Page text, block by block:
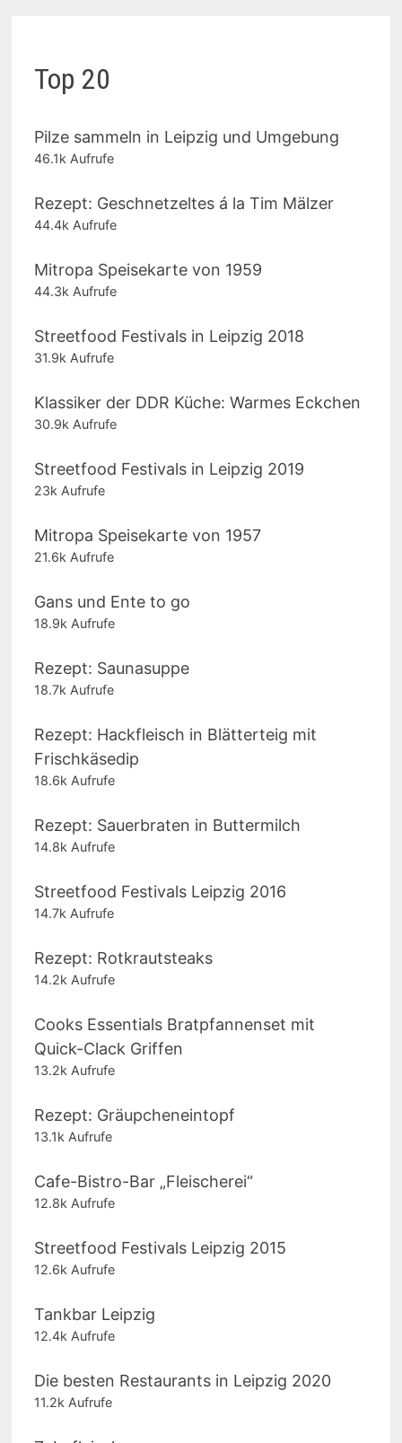
Top 20
Pilze sammeln in Leipzig und Umgebung
46.1k Aufrufe
Rezept: Geschnetzeltes á la Tim Mälzer
44.4k Aufrufe
Mitropa Speisekarte von 1959
44.3k Aufrufe
Streetfood Festivals in Leipzig 2018
31.9k Aufrufe
Klassiker der DDR Küche: Warmes Eckchen
30.9k Aufrufe
Streetfood Festivals in Leipzig 2019
23k Aufrufe
Mitropa Speisekarte von 1957
21.6k Aufrufe
Gans und Ente to go
18.9k Aufrufe
Rezept: Saunasuppe
18.7k Aufrufe
Rezept: Hackfleisch in Blätterteig mit
Frischkäsedip
18.6k Aufrufe
Rezept: Sauerbraten in Buttermilch
14.8k Aufrufe
Streetfood Festivals Leipzig 2016
14.7k Aufrufe
Rezept: Rotkrautsteaks
14.2k Aufrufe
Cooks Essentials Bratpfannenset mit
Quick-Clack Griffen
13.2k Aufrufe
Rezept: Gräupcheneintopf
13.1k Aufrufe
Cafe-Bistro-Bar „Fleischerei“
12.8k Aufrufe
Streetfood Festivals Leipzig 2015
12.6k Aufrufe
Tankbar Leipzig
12.4k Aufrufe
Die besten Restaurants in Leipzig 2020
11.2k Aufrufe